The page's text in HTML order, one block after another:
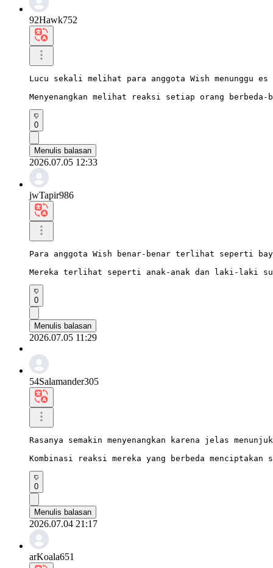
92Hawk752
Lucu sekali melihat para anggota Wish menunggu
Menyenangkan melihat reaksi setiap orang berbeda-
0
Menulis balasan
2026.07.05 12:33
jwTapir986
Para anggota Wish benar-benar terlihat seperti
Mereka terlihat seperti anak-anak dan laki-laki
0
Menulis balasan
2026.07.05 11:29
54Salamander305
Rasanya semakin menyenangkan karena jelas
Kombinasi reaksi mereka yang berbeda menciptakan
0
Menulis balasan
2026.07.04 21:17
arKoala651